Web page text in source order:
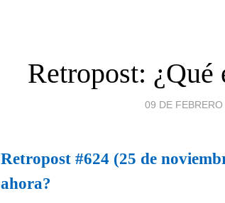
Retropost: ¿Qué
09 DE
Retropost #624 (25 de
ahora?